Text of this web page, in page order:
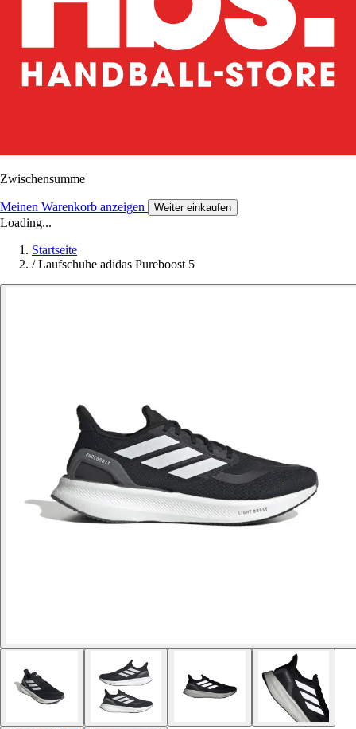
Zwischensumme
Meinen Warenkorb anzeigen Weiter einkaufen
Loading...
Startseite
/ Laufschuhe adidas Pureboost 5